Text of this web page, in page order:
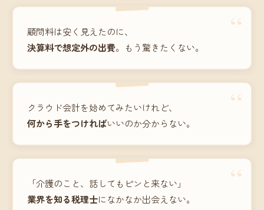
“
顧問料は安く見えたのに、
決算料で想定外の出費。もう驚きたくない。
“
クラウド会計を始めてみたいけれど、
何から手をつければいいのか分からない。
“
「介護のこと、話してもピンと来ない」
業界を知る税理士になかなか出会えない。